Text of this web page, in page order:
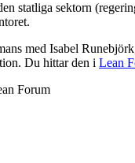
statliga sektorn
med Isabel
Du hittar den i Lean
Forum